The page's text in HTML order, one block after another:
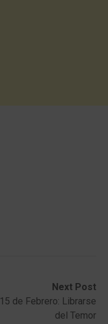
Next Post
15 de Febrero: Librarse
del Temor